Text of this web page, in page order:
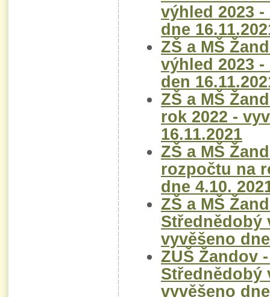
výhled 2023 -
dne
ZŠ a MŠ
výhled 2023 -
den
ZŠ a MŠ
rok 2022 -
16.11.2021
ZŠ a MŠ
rozpočtu na
dne 4.10.
ZŠ a MŠ
Střednědobý
vyvěšeno
ZUŠ Žandov
Střednědobý
vyvěšeno